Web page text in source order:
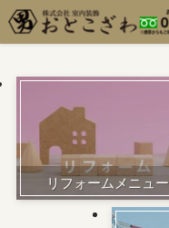
リフォームメニュー